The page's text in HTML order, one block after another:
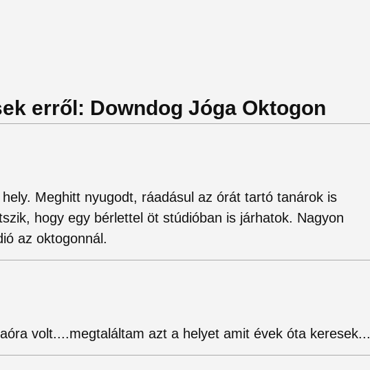
erről: Downdog Jóga Oktogon
Meghitt nyugodt, ráadásul az órát tartó tanárok is
hogy egy bérlettel öt stúdióban is járhatok. Nagyon
az oktogonnál.
volt....megtaláltam azt a helyet amit évek óta keresek...